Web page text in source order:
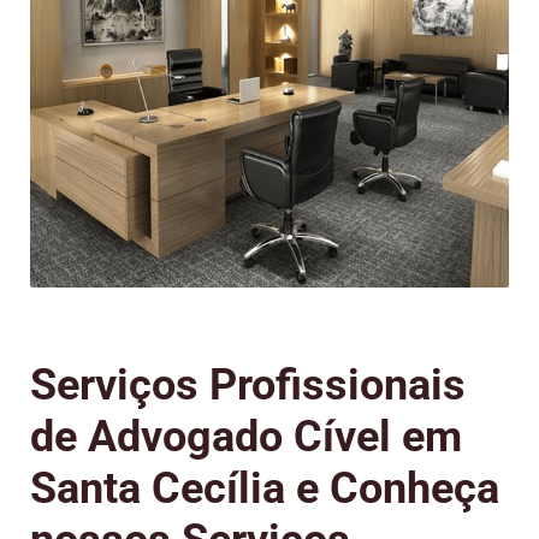
Serviços Profissionais
de Advogado Cível em
Santa Cecília e Conheça